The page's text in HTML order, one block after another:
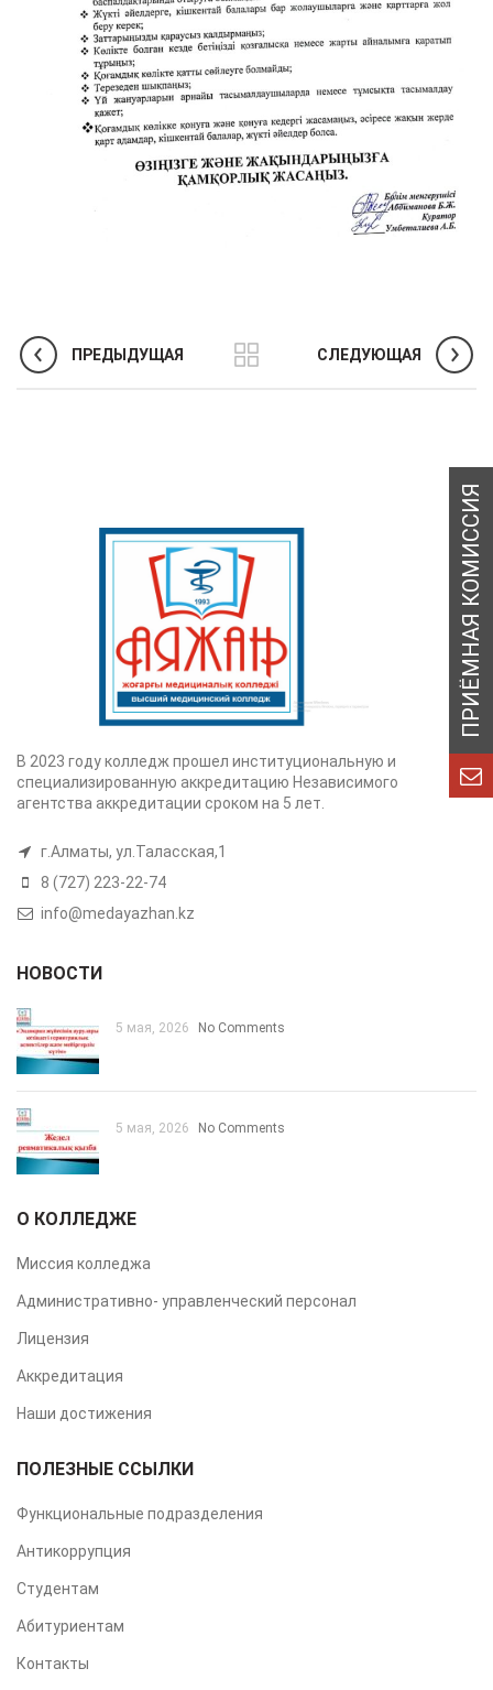
ПРЕДЫДУЩАЯ СЛЕДУЮЩАЯ
В 2023 году колледж прошел институциональную и
специализированную аккредитацию Независимого
агентства аккредитации сроком на 5 лет.
г.Алматы, ул.Таласская,1
8 (727) 223-22-74
info@medayazhan.kz
НОВОСТИ
5 мая, 2026 No Comments
5 мая, 2026 No Comments
О КОЛЛЕДЖЕ
Миссия колледжа
Административно- управленческий персонал
Лицензия
Аккредитация
Наши достижения
ПОЛЕЗНЫЕ ССЫЛКИ
Функциональные подразделения
Антикоррупция
Студентам
Абитуриентам
Контакты